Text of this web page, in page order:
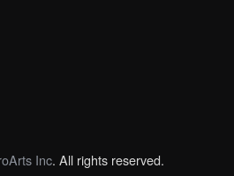
Inc. All rights reserved.